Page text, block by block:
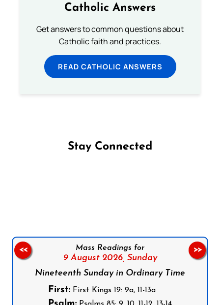
Catholic Answers
Get answers to common questions about
Catholic faith and practices.
READ CATHOLIC ANSWERS
Stay Connected
Mass Readings for
9 August 2026, Sunday
Nineteenth Sunday in Ordinary Time
First: First Kings 19: 9a, 11-13a
<< >>